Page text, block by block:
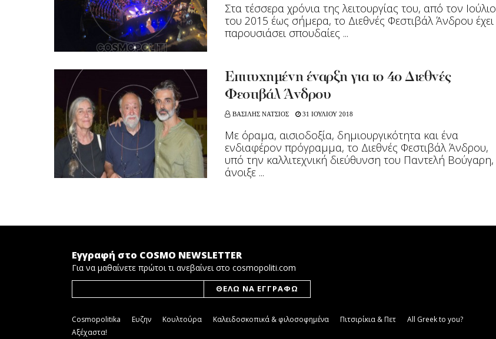
Στα τέσσερα χρόνια της λειτουργίας του, από τον Ιούλιο
του 2015 έως σήμερα, το Διεθνές Φεστιβάλ Άνδρου έχει
παρουσιάσει σπουδαίες ...
Επιτυχημένη έναρξη για το 4ο Διεθνές
Φεστιβάλ Άνδρου
ΒΑΣΙΛΗΣ ΝΑΤΣΙΟΣ 31 ΙΟΥΛΙΟΥ 2018
Με όραμα, αισιοδοξία, δημιουργικότητα και ένα
ενδιαφέρον πρόγραμμα, το Διεθνές Φεστιβάλ Άνδρου,
υπό την καλλιτεχνική διεύθυνση του Παντελή Βούγαρη,
άνοιξε ...
Εγγραφή στο COSMO NEWSLETTER
Για να μαθαίνετε πρώτοι τι ανεβαίνει στο cosmopoliti.com
Cosmopolitika Ευζην Κουλτούρα Καλειδοσκοπικά & φιλοσοφημένα Πιτσιρίκια & Πετ
All Greek to you?
Αξέχαστα!